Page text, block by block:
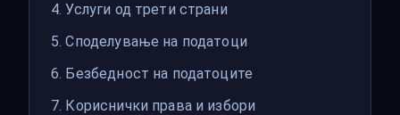
4. Услуги од трети страни
5. Споделување на податоци
6. Безбедност на податоците
7. Кориснички права и избори